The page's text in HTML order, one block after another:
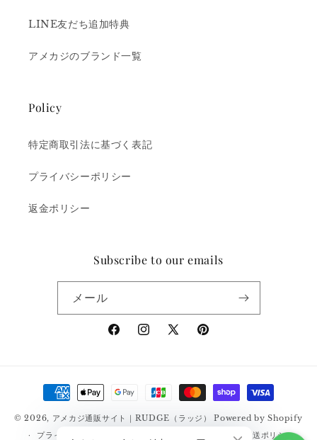
LINE友だち追加特典
アメカジのブランド一覧
Policy
特定商取引法に基づく表記
プライバシーポリシー
返金ポリシー
Subscribe to our emails
メール
FacebookInstagram
X
Pinterest
決
済
方
© 2026, アメカジ通販サイト｜RUDGE（ラッジ）
Powered by Shopify
プライバシーポリシー
配送ポリシー